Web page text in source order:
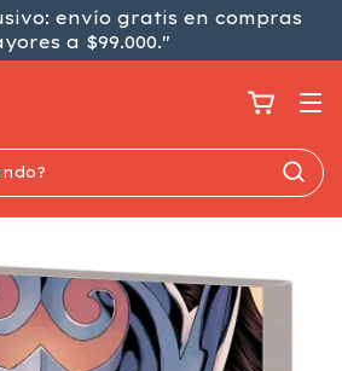
envío gratis en compras
a $99.000."